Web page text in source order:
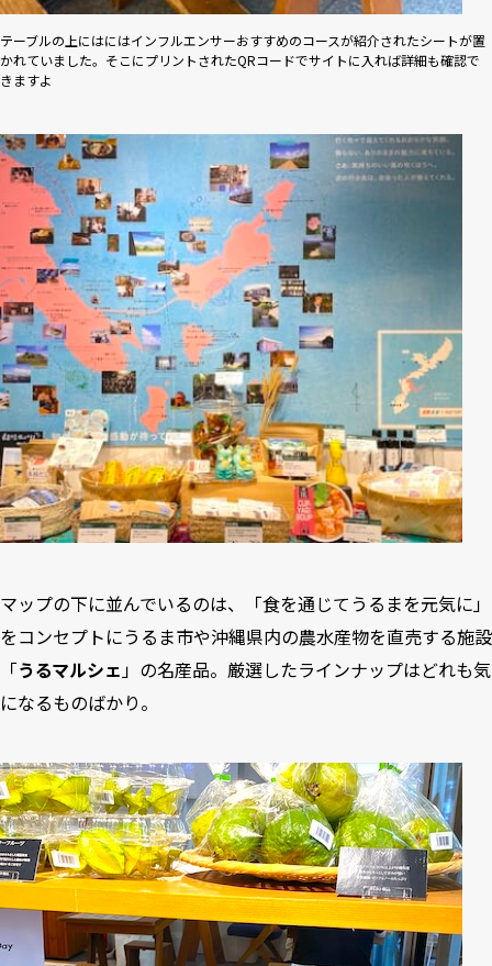
テーブルの上にはにはインフルエンサーおすすめのコースが紹介されたシートが置
かれていました。そこにプリントされたQRコードでサイトに入れば詳細も確認で
きますよ
マップの下に並んでいるのは、「食を通じてうるまを元気に」
をコンセプトにうるま市や沖縄県内の農水産物を直売する施設
「うるマルシェ 」の名産品。厳選したラインナップはどれも気
になるものばかり。